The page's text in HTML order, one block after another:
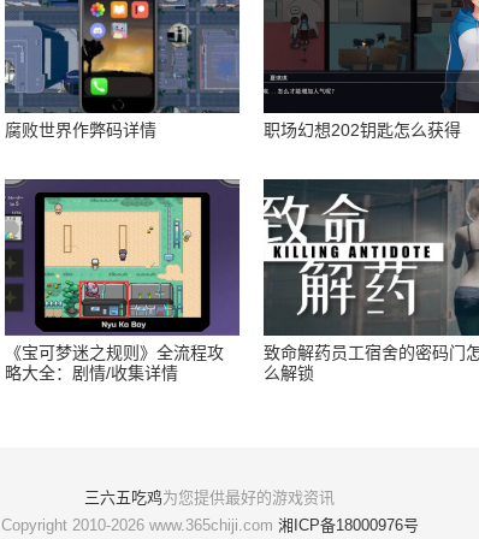
腐败世界作弊码详情 职场幻想202钥匙怎么获得
《宝可梦迷之规则》全流程攻
略大全：剧情/收集详情
致命解药员工宿舍的密码门
么解锁
三六五吃鸡为您提供最好的游戏资讯
Copyright 2010-2026 www.365chiji.com 湘ICP备18000976号